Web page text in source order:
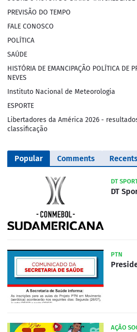
PREVISÃO DO TEMPO
FALE CONOSCO
POLÍTICA
SAÚDE
HISTÓRIA DE EMANCIPAÇÃO POLÍTICA DE
NEVES
Instituto Nacional de Meteorologia
ESPORTE
Libertadores da América 2026 -
classificação
Popular Comments
DT
DT
PTN
AÇÃO